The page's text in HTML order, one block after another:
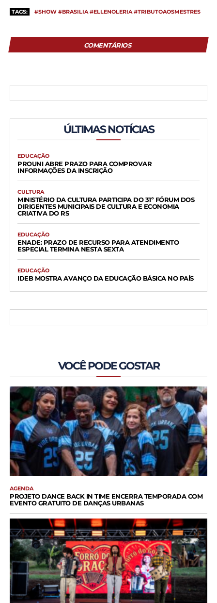
TAGS: #SHOW #BRASILIA #ELLENOLERIA #TRIBUTOAOSMESTRES
COMENTÁRIOS
ÚLTIMAS NOTÍCIAS
EDUCAÇÃO
PROUNI ABRE PRAZO PARA COMPROVAR
INFORMAÇÕES DA INSCRIÇÃO
CULTURA
MINISTÉRIO DA CULTURA PARTICIPA DO 31º FÓRUM DOS
DIRIGENTES MUNICIPAIS DE CULTURA E ECONOMIA
CRIATIVA DO RS
EDUCAÇÃO
ENADE: PRAZO DE RECURSO PARA ATENDIMENTO
ESPECIAL TERMINA NESTA SEXTA
EDUCAÇÃO
IDEB MOSTRA AVANÇO DA EDUCAÇÃO BÁSICA NO PAÍS
VOCÊ PODE GOSTAR
AGENDA
PROJETO DANCE BACK IN TIME ENCERRA TEMPORADA COM
EVENTO GRATUITO DE DANÇAS URBANAS